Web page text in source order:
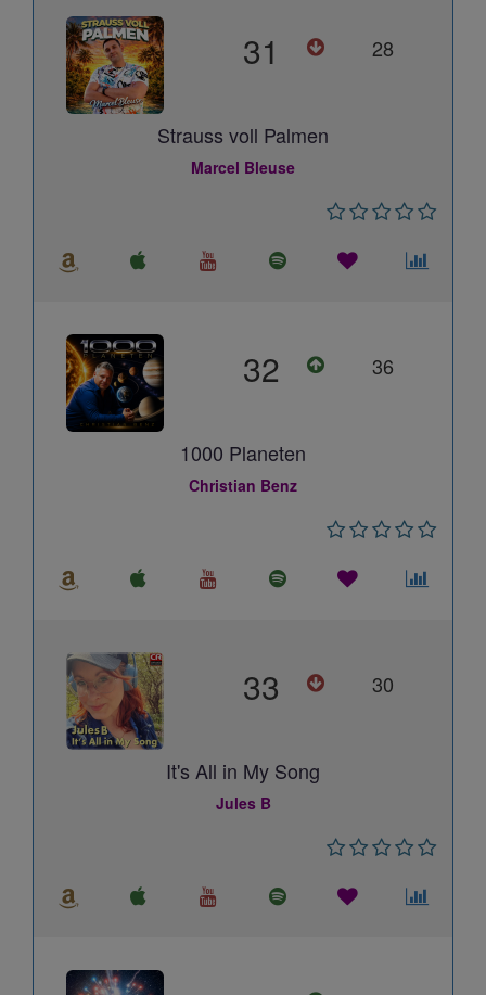
31 28
Strauss voll Palmen
Marcel Bleuse
32 36
1000 Planeten
Christian Benz
33 30
It's All in My Song
Jules B